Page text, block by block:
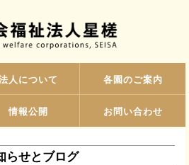
人について 各園のご案内
情報公開 お問い合わせ
らせとブログ